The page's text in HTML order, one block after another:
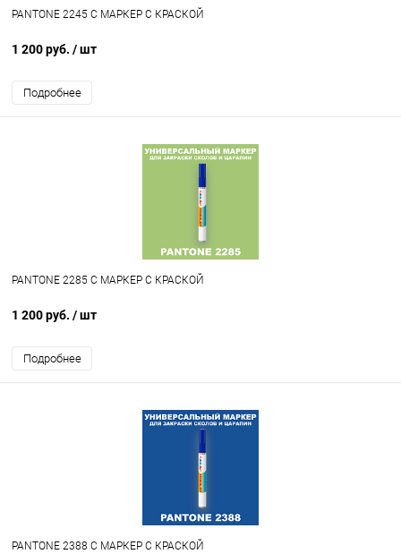
PANTONE 2245 C МАРКЕР С КРАСКОЙ
1 200 руб. / шт
Подробнее
PANTONE 2285 C МАРКЕР С КРАСКОЙ
1 200 руб. / шт
Подробнее
PANTONE 2388 C МАРКЕР С КРАСКОЙ